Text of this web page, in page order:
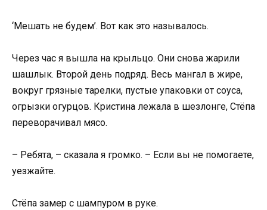
‘Мешать не будем’. Вот как это называлось.
Через час я вышла на крыльцо. Они снова жарили
шашлык. Второй день подряд. Весь мангал в жире,
вокруг грязные тарелки, пустые упаковки от соуса,
огрызки огурцов. Кристина лежала в шезлонге, Стёпа
переворачивал мясо.
– Ребята, – сказала я громко. – Если вы не помогаете,
уезжайте.
Стёпа замер с шампуром в руке.